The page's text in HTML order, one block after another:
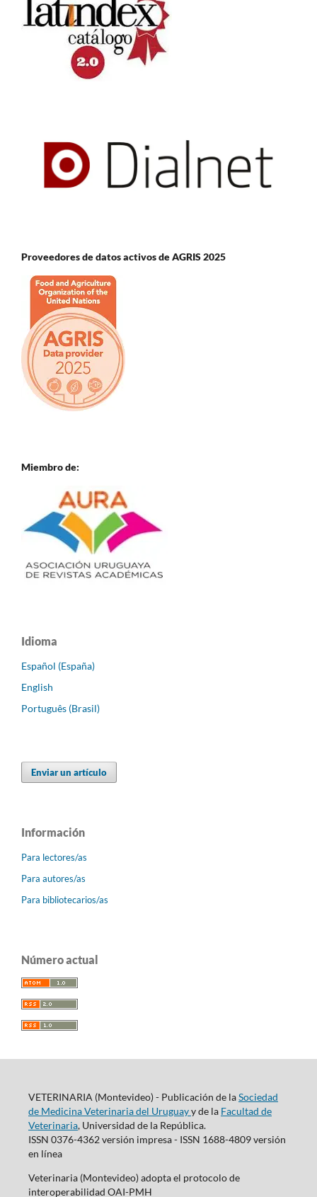
Proveedores de datos activos de AGRIS 2025
Miembro de:
Idioma
Español (España)
English
Português (Brasil)
Enviar un artículo
Información
Para lectores/as
Para autores/as
Para bibliotecarios/as
Número actual
VETERINARIA (Montevideo) - Publicación de laSociedad
de Medicina Veterinaria del Uruguayy de la Facultad de
Veterinaria, Universidad de la República.
ISSN 0376-4362 versión impresa - ISSN 1688-4809 versión
en línea
Veterinaria (Montevideo) adopta el protocolo de
interoperabilidad OAI-PMH